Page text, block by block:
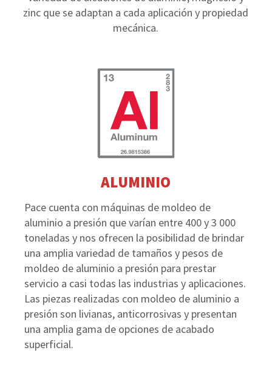
zinc que se adaptan a cada aplicación y propiedad
mecánica.
ALUMINIO
Pace cuenta con máquinas de moldeo de
aluminio a presión que varían entre 400 y 3 000
toneladas y nos ofrecen la posibilidad de brindar
una amplia variedad de tamaños y pesos de
moldeo de aluminio a presión para prestar
servicio a casi todas las industrias y aplicaciones.
Las piezas realizadas con moldeo de aluminio a
presión son livianas, anticorrosivas y presentan
una amplia gama de opciones de acabado
superficial.